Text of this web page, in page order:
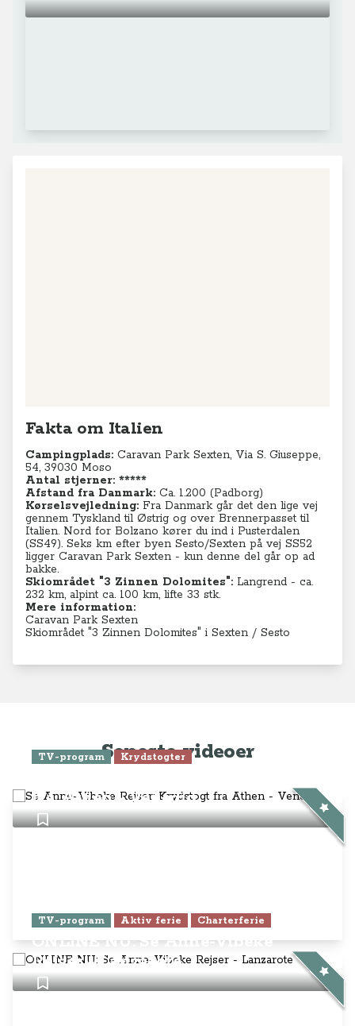
Fakta om Italien
Campingplads: Caravan Park Sexten, Via S. Giuseppe,
54, 39030 Moso
Antal stjerner: *****
Afstand fra Danmark: Ca. 1.200 (Padborg)
Kørselsvejledning: Fra Danmark går det den lige vej
gennem Tyskland til Østrig og over Brennerpasset til
Italien. Nord for Bolzano kører du ind i Pusterdalen
(SS49). Seks km efter byen Sesto/Sexten på vej SS52
ligger Caravan Park Sexten - kun denne del går op ad
bakke.
Skiområdet "3 Zinnen Dolomites": Langrend - ca.
232 km, alpint ca. 100 km, lifte 33 stk.
Mere information:
Caravan Park Sexten
Skiområdet "3 Zinnen Dolomites" i Sexten / Sesto
Seneste videoer
TV-program Krydstogter
fra Athen - Venedig
TV-program Aktiv ferie Charterferie
ONLINE NU: Se Anne-Vibeke
Rejser - Lanzarote